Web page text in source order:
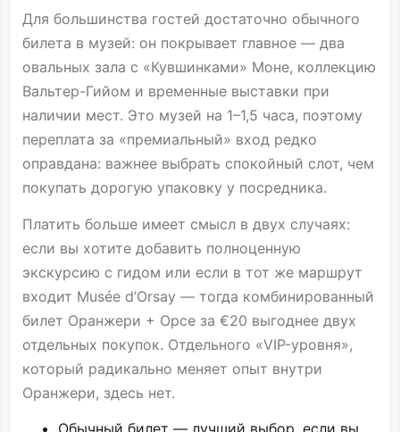
Для большинства гостей достаточно обычного
билета в музей: он покрывает главное — два
овальных зала с «Кувшинками» Моне, коллекцию
Вальтер-Гийом и временные выставки при
наличии мест. Это музей на 1–1,5 часа, поэтому
переплата за «премиальный» вход редко
оправдана: важнее выбрать спокойный слот, чем
покупать дорогую упаковку у посредника.
Платить больше имеет смысл в двух случаях:
если вы хотите добавить полноценную
экскурсию с гидом или если в тот же маршрут
входит Musée d’Orsay — тогда комбинированный
билет Оранжери + Орсе за €20 выгоднее двух
отдельных покупок. Отдельного «VIP-уровня»,
который радикально меняет опыт внутри
Оранжери, здесь нет.
Обычный билет — лучший выбор, если вы